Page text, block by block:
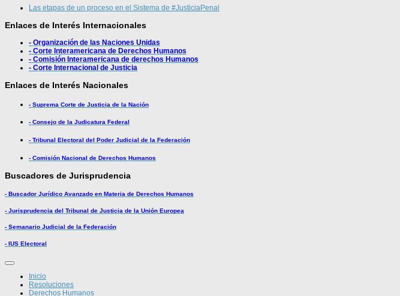
Las etapas de un proceso en el Sistema de #JusticiaPenal
Enlaces de Interés Internacionales
- Organización de las Naciones Unidas
- Corte Interamericana de Derechos Humanos
- Comisión Interamericana de derechos Humanos
- Corte Internacional de Justicia
Enlaces de Interés Nacionales
- Suprema Corte de Justicia de la Nación
- Consejo de la Judicatura Federal
- Tribunal Electoral del Poder Judicial de la Federación
- Comisión Nacional de Derechos Humanos
Buscadores de Jurisprudencia
- Buscador Jurídico Avanzado en Materia de Derechos Humanos
- Jurisprudencia del Tribunal de Justicia de la Unión Europea
- Semanario Judicial de la Federación
- IUS Electoral
Inicio
Resoluciones
Derechos Humanos